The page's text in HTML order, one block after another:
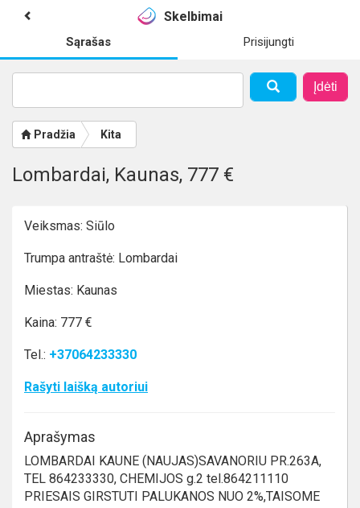
Skelbimai
Sąrašas Prisijungti
Įdėti
Pradžia Kita
Lombardai, Kaunas, 777 €
Veiksmas: Siūlo
Trumpa antraštė: Lombardai
Miestas: Kaunas
Kaina: 777 €
Tel.: +37064233330
Rašyti laišką autoriui
Aprašymas
LOMBARDAI KAUNE (NAUJAS)SAVANORIU PR.263A,
TEL 864233330, CHEMIJOS g.2 tel.864211110
PRIESAIS GIRSTUTI PALUKANOS NUO 2%,TAISOME